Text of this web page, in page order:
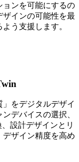
ョンを可能にするの
ザインの可能性を最
う支援します。
」をデジタルデザイ
デバイスの選択、
設計デザインとリ
ザイン精度を高め